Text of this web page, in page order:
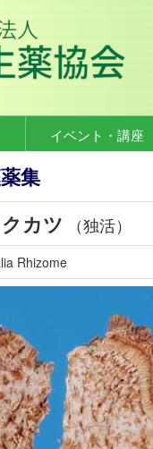
イベント・講座
集
クカツ （独活）
Rhizome